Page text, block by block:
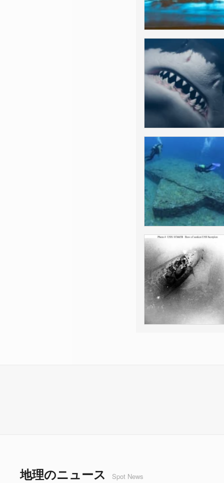
地理のニュース Spot News